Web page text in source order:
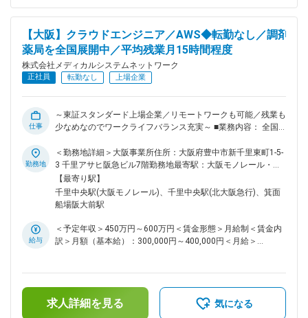
住」のインフラとして 地域住民の健康を支えるトータルサー
ビス事業を展開しています。地域に根差した医療サービスの提
供を目指し、医薬連携による細やかな 医療・サービスの提供
を行っております。 調剤薬局事業では全国472店舗を展開、医
薬品ネットワーク加盟件数は47都道府県で約11,678件（2025
年11月末）を全国各地で事業を展開しています。 ■就業環境：
ですので、効率のいい働き方も実現可能です。 産休・育休取
得後の復帰率も約98％など、高い定着率が特徴で、長期的な
【大阪】クラウドエンジニア／AWS◆転勤なし／調剤
薬局を全国展開中／平均残業月15時間程度
株式会社メディカルシステムネットワーク
正社員 転勤なし 上場企業
仕事
～東証スタンダード上場企業／リモートワークも可能／残業も
少なめなのでワークライフバランス充実～ ■業務内容： 全国
おいて、クラウドエンジニアとして業務を担当して頂きます。
現在システム開発、構築強化しており、今後の事業展開、店舗
増加を見据えてクラウドエンジニアを急募いたします。 具体
的な業務としては、システム開発におけるクラウドインフラ部
分の検討構築及び運用保守作業をお願いしたいと考えておりま
齢も20代～50代まで幅広く在籍しております。 ■キャリアパ
ス： 経験やスキルなどによりますが、マネジメント業務へと
の購入や研修参加費などは会社が費用負担する等、エンジニア
の就業環境をサポートする体制が整っています。 ■当社の特
徴： 当社は医薬品ネットワーク事業・調剤薬局事業・賃貸設
備関連事業・給食事業・訪問介護事業等、地域の「医・食・
勤務地
＜勤務地詳細＞大阪事業所住所：大阪府豊中市新千里東町1-5-
3 千里アサヒ阪急ビル7階勤務地最寄駅：大阪モノレール・北
大阪急行線線／千里中央駅受動喫煙対策：屋内全面禁煙変更の
範囲：無
【最寄り駅】
千里中央駅(大阪モノレール)、千里中央駅(北大阪急行)、箕面
船場阪大前駅
給与
＜予定年収＞450万円～600万円＜賃金形態＞月給制＜賃金内
訳＞月額（基本給）：300,000円～400,000円＜月給＞
支給）賃金はあくまでも目安の金額であり、選考を通じて上下
する可能性があります。月給(月額)は固定手当を含めた表記で
求人詳細を見る 気になる